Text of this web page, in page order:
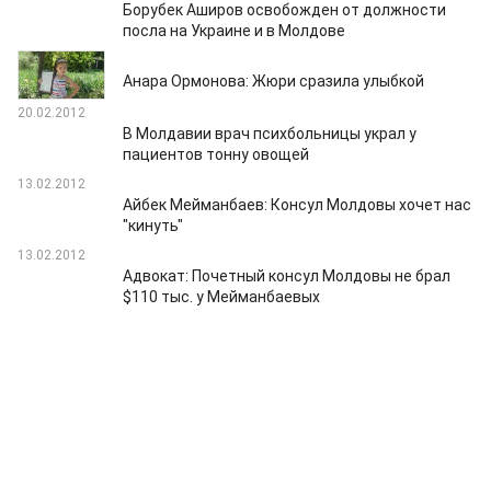
Борубек Аширов освобожден от должности
посла на Украине и в Молдове
31.05.2012
Анара Ормонова: Жюри сразила улыбкой
20.02.2012
В Молдавии врач психбольницы украл у
пациентов тонну овощей
13.02.2012
Айбек Мейманбаев: Консул Молдовы хочет нас
"кинуть"
13.02.2012
Адвокат: Почетный консул Молдовы не брал
$110 тыс. у Мейманбаевых